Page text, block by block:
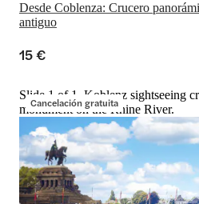
Desde Coblenza: Crucero
antiguo
15 €
Cancelación gratuita
Slide 1 of 1, Koblenz sightseeing
monument on the Rhine River.